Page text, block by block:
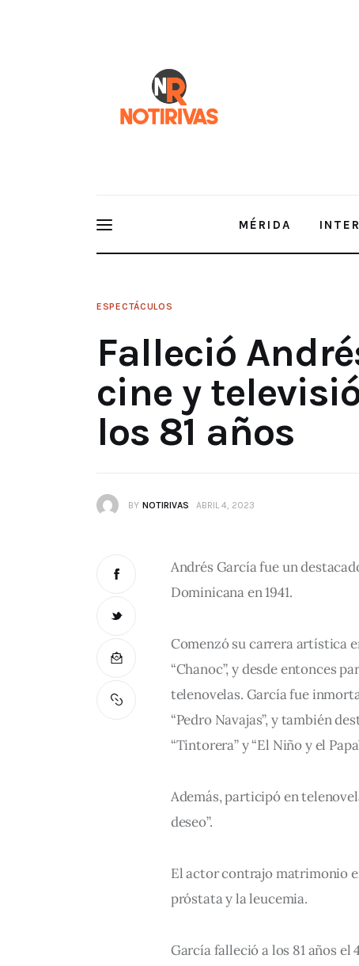
MÉRIDA
ESPECTÁCULOS
Falleció
cine y
los 81 años
BY NOTIRIVAS ABRIL 4, 2023
Andrés García fue un
Dominicana en 1941.
Comenzó su carrera artística
“Chanoc”, y desde entonces
telenovelas. García fue
“Pedro Navajas”, y también
“Tintorera” y “El Niño y el
Además, participó en
deseo”.
El actor contrajo matrimonio
próstata y la leucemia.
García falleció a los 81 años el